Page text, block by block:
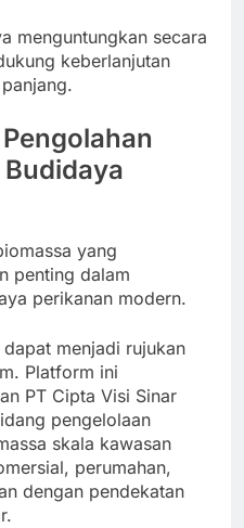
menguntungkan secara
keberlanjutan
yang
penting dalam
perikanan modern.
menjadi rujukan
Platform ini
PT Cipta Visi Sinar
pengelolaan
skala kawasan
perumahan,
dengan pendekatan